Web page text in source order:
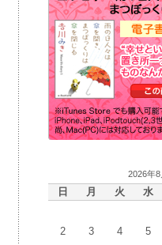
2026年8
日 月 火 水
2
3 4 5